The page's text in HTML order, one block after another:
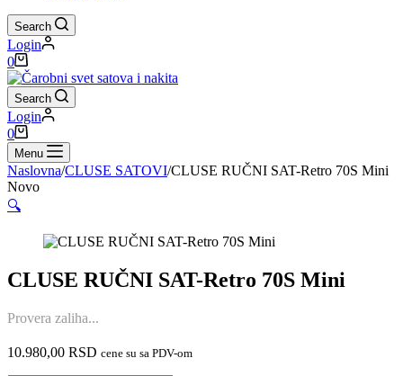
Search
Login
Shopping
cart
0
Search
Login
Shopping
cart
0
Menu
Naslovna/CLUSE SATOVI/CLUSE RUČNI SAT-Retro 70S Mini
Novo
🔍
CLUSE RUČNI SAT-Retro 70S Mini
Provera zaliha...
10.980,00 RSD cene su sa PDV-om